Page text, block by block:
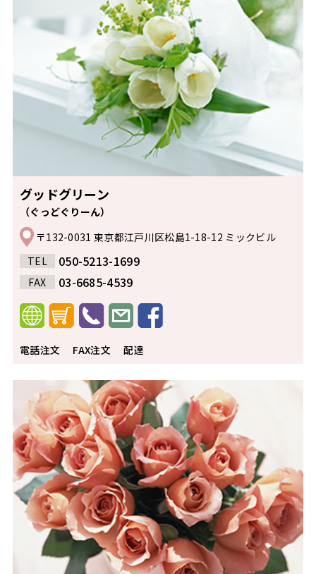
グッドグリーン
（ぐっどぐりーん）
〒132-0031 東京都江戸川区松島1-18-12 ミックビル
TEL
050-5213-1699
FAX 03-6685-4539
電話注文 FAX注文 配達